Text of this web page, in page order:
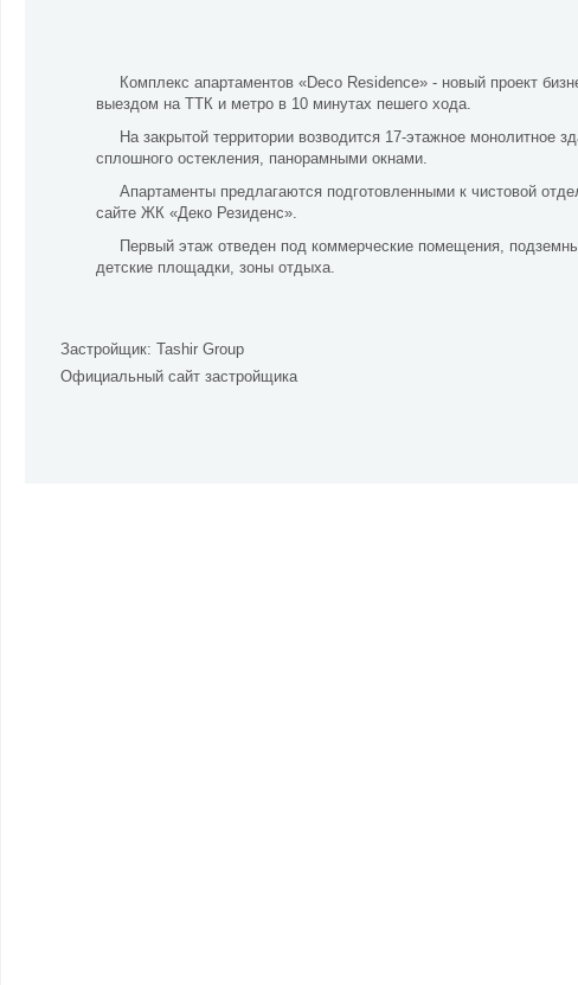
Комплекс апартаментов «Deco Residence» - новый проект
выездом на ТТК и метро в 10 минутах пешего хода.
На закрытой территории возводится 17-этажное
сплошного остекления, панорамными окнами.
Апартаменты предлагаются подготовленными к чистовой
сайте ЖК «Деко Резиденс».
Первый этаж отведен под коммерческие помещения,
детские площадки, зоны отдыха.
Застройщик: Tashir Group
Официальный сайт застройщика